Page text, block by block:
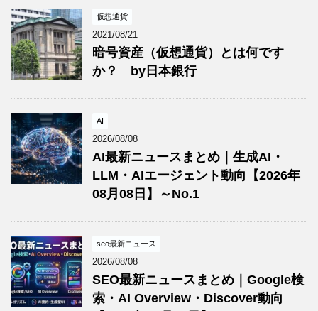
仮想通貨
2021/08/21
暗号資産（仮想通貨）とは何です
か？ by日本銀行
AI
2026/08/08
AI最新ニュースまとめ｜生成AI・
LLM・AIエージェント動向【2026年
08月08日】～No.1
seo最新ニュース
2026/08/08
SEO最新ニュースまとめ｜Google検
索・AI Overview・Discover動向